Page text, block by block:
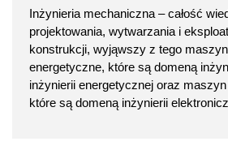
Inżynieria mechaniczna – całość
projektowania, wytwarzania i
konstrukcji, wyjąwszy z tego
energetyczne, które są domeną
inżynierii energetycznej oraz
które są domeną inżynierii